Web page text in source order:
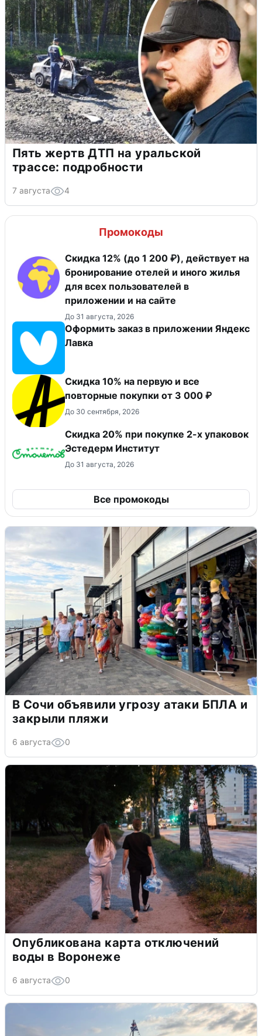
Пять жертв ДТП на уральской
трассе: подробности
7 августа 4
Промокоды
Скидка 12% (до 1 200 ₽), действует на
бронирование отелей и иного жилья
для всех пользователей в
приложении и на сайте
До 31 августа, 2026
Оформить заказ в приложении Яндекс
Лавка
Скидка 10% на первую и все
повторные покупки от 3 000 ₽
До 30 сентября, 2026
Скидка 20% при покупке 2-х упаковок
Эстедерм Институт
До 31 августа, 2026
Все промокоды
В Сочи объявили угрозу атаки БПЛА и
закрыли пляжи
6 августа 0
Опубликована карта отключений
воды в Воронеже
6 августа 0